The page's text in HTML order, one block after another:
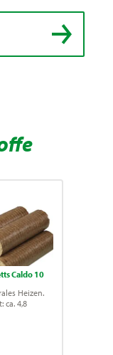
Caldo 10
Heizen.
ca. 4,8